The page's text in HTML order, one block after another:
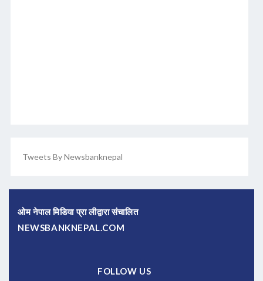
Tweets By Newsbanknepal
ओम नेपाल मिडिया प्रा लीद्वारा संचालित
NEWSBANKNEPAL.COM
FOLLOW US